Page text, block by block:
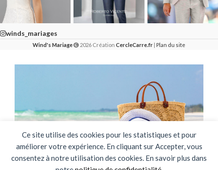
Ce site utilise des cookies pour les statistiques et pour
améliorer votre expérience. En cliquant sur Accepter, vous
consentez à notre utilisation des cookies. En savoir plus dans
winds_mariages
Wind's Mariage 2026 Création CercleCarre.fr | Plan du site